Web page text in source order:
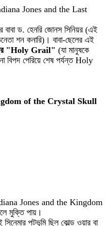
Indiana Jones and the Last
বাবা ড. হেনরি জোনস সিনিয়র (এই
শন কনারি)। বাবা-ছেলের এই
"Holy Grail" (যা মানুষকে
বিপদ পেরিয়ে শেষ পর্যন্ত Holy
of the Crystal Skull
Indiana Jones and the Kingdom
মুক্তি পায়।
পটভূমি ছিল কোল্ড ওয়ার বা